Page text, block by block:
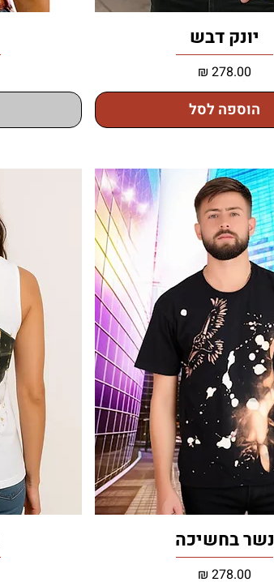
יונק דבש
מחיר
הוספה לסל
נשר בחשיכה
מחיר